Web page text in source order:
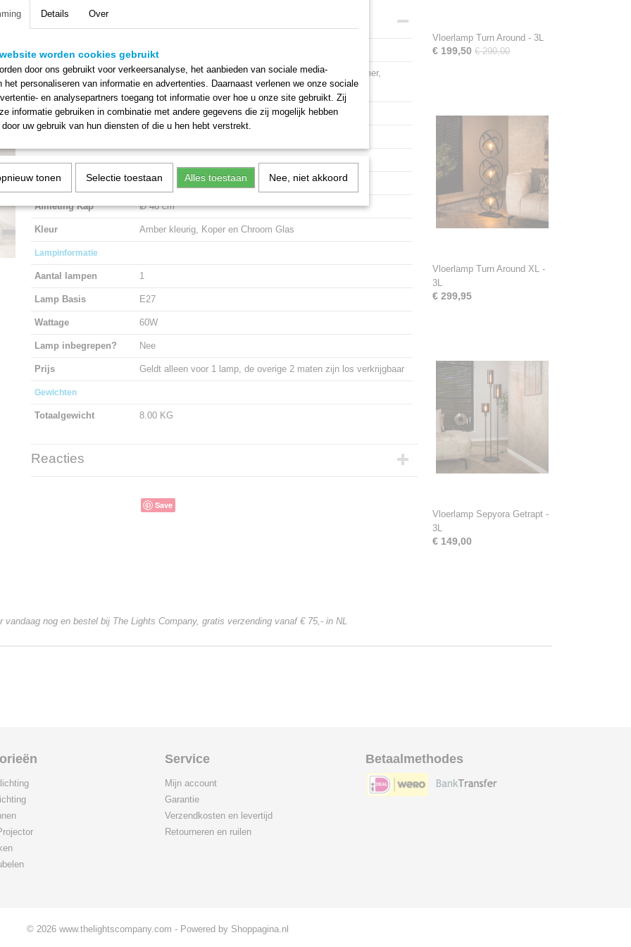
Omschrijving
Vloerlamp - Industrieel - Vintage - Rond - Glass
Aangeraden
kamertype
Kantoor, Eetkamer, Woonkamer, Slaapkamer, Hobbykamer,
Kinderkamer
Afmetingen
Armatuurlengte 48 cm
Afmeting Kap Ø 48 cm
Kleur Amber kleurig, Koper en Chroom Glas
Lampinformatie
Aantal lampen 1
Lamp Basis E27
Wattage 60W
Lamp inbegrepen? Nee
Prijs Geldt alleen voor 1 lamp, de overige 2 maten zijn los verkrijgbaar
Gewichten
Totaalgewicht 8.00 KG
Reacties
Save
Vloerlamp Turn Around - 3L
€ 199,50 € 290,00
Vloerlamp Turn Around XL -
3L
€ 299,95
Vloerlamp Sepyora Getrapt -
3L
€ 149,00
vandaag nog en bestel bij The Lights Company, gratis verzending vanaf € 75,- in NL
Service
Mijn account
Garantie
Verzendkosten en levertijd
Retourneren en ruilen
Betaalmethodes
© 2026 www.thelightscompany.com - Powered by Shoppagina.nl
Details Over
worden cookies gebruikt
door ons gebruikt voor verkeersanalyse, het aanbieden van sociale media-
het personaliseren van informatie en advertenties. Daarnaast verlenen we onze sociale
en analysepartners toegang tot informatie over hoe u onze site gebruikt. Zij
informatie gebruiken in combinatie met andere gegevens die zij mogelijk hebben
uw gebruik van hun diensten of die u hen hebt verstrekt.
tonen Selectie toestaan Alles toestaan Nee, niet akkoord